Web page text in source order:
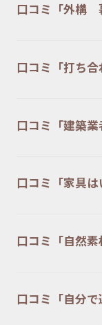
口コミ「外構
口コミ「打ち合
口コミ「建築業
口コミ「家具は
口コミ「自然素
口コミ「自分で